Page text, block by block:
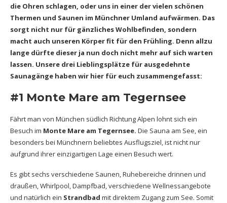
die Ohren schlagen, oder uns in einer der vielen schönen
Thermen und Saunen im Münchner Umland aufwärmen. Das
sorgt nicht nur für gänzliches Wohlbefinden, sondern
macht auch unseren Körper fit für den Frühling. Denn allzu
lange dürfte dieser ja nun doch nicht mehr auf sich warten
lassen. Unsere drei Lieblingsplätze für ausgedehnte
Saunagänge haben wir hier für euch zusammengefasst:
#1 Monte Mare am Tegernsee
Fährt man von München südlich Richtung Alpen lohnt sich ein
Besuch im Monte Mare am Tegernsee. Die Sauna am See, ein
besonders bei Münchnern beliebtes Ausflugsziel, ist nicht nur
aufgrund ihrer einzigartigen Lage einen Besuch wert.
Es gibt sechs verschiedene Saunen, Ruhebereiche drinnen und
draußen, Whirlpool, Dampfbad, verschiedene Wellnessangebote
und natürlich ein Strandbad mit direktem Zugang zum See. Somit